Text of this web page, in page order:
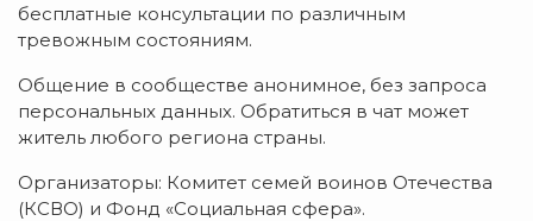
бесплатные консультации по различным
тревожным состояниям.
Общение в сообществе анонимное, без запроса
персональных данных. Обратиться в чат может
житель любого региона страны.
Организаторы: Комитет семей воинов Отечества
(КСВО) и Фонд «Социальная сфера».